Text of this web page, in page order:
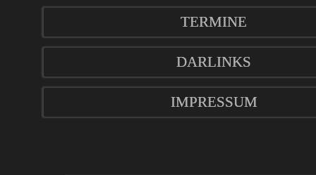
TERMINE
DARLINKS
IMPRESSUM